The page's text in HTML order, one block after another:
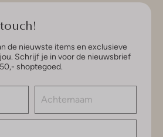
de nieuwste items en exclusieve
Schrijf je in voor de nieuwsbrief
shoptegoed.